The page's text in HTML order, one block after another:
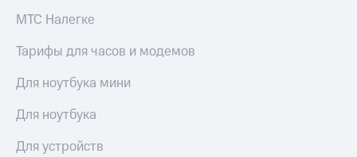
Реквизиты
развитие
На главную
МТС Налегке
Тарифы для часов и модемов
Для ноутбука мини
Для ноутбука
Для устройств